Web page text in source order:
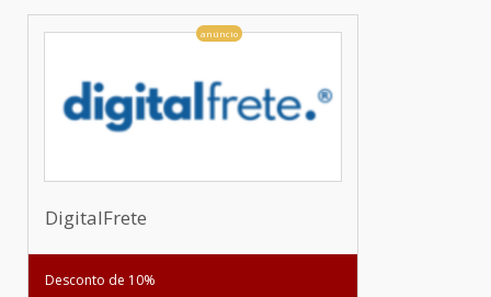
anúncio
DigitalFrete
Desconto de 10%